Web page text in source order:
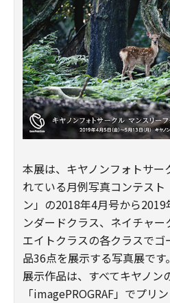
本展は、キヤノンフォトサー
れている月例写真コンテスト
ン」の2018年4月号から
ンダードクラス、ネイチャー
エイトクラスの各クラスで
品36点を展示する写真展です。
展示作品は、すべてキヤノン
「imagePROGRAF」でプリ